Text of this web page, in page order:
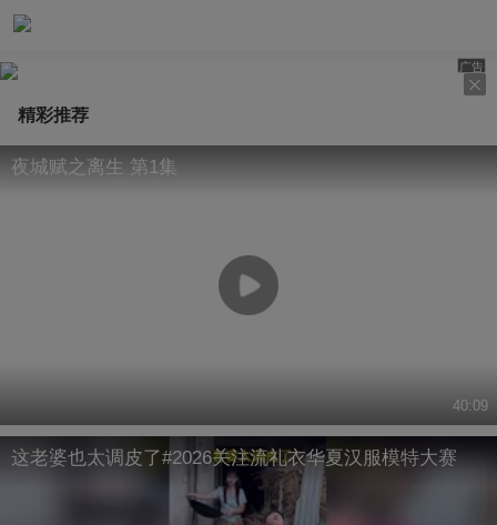
广告
精彩推荐
夜城赋之离生 第1集
40:09
这老婆也太调皮了#2026关注流礼衣华夏汉服模特大赛